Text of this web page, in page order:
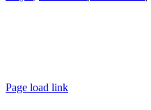
Page load link